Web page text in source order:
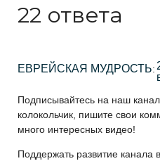
22 ответа
ЕВРЕЙСКАЯ МУДРОСТЬ:
Подписывайтесь на наш
колокольчик, пишите свои
много интересных видео!
Поддержать развитие канала